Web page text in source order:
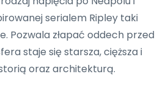
serialem Ripley taki
Pozwala złapać oddech przed
staje się starsza, cięższa i
oraz architekturą.